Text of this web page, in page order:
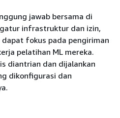
jawab bersama di
infrastruktur dan izin,
fokus pada pengiriman
pelatihan ML mereka.
diantrian dan dijalankan
dikonfigurasi dan